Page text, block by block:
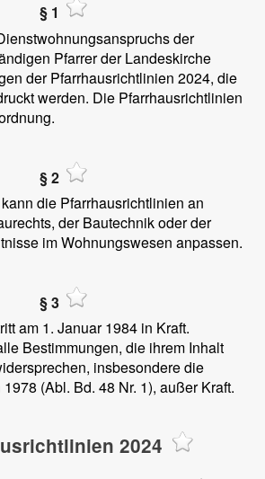
§ 1
der
Pfarrer der Landeskirche
der Pfarrhausrichtlinien 2024, die
werden. Die Pfarrhausrichtlinien
§ 2
die Pfarrhausrichtlinien an
der Bautechnik oder der
im Wohnungswesen anpassen.
§ 3
am 1. Januar 1984 in Kraft.
Bestimmungen, die ihrem Inhalt
insbesondere die
(Abl. Bd. 48 Nr. 1), außer Kraft.
2024